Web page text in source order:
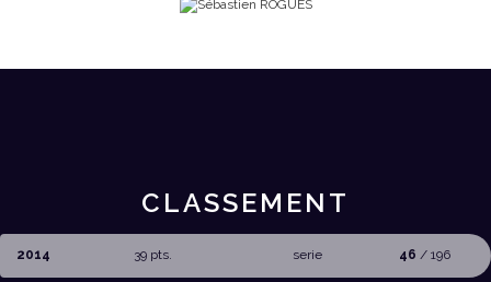
CLASSEMENT
2014 39 pts. serie 46 / 196